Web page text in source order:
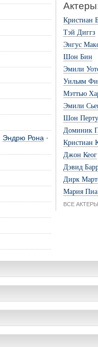
Эндрю Рона ·
Кристиан
Тэй Диггз
Энгус
Шон Бин
Эмили
Уильям
Мэттью
Эмили
Шон
Доминик
Кристиан
Джон Кеог
Дэвид
Дирк
Мария Пиа
ВСЕ АКТЕРЫ